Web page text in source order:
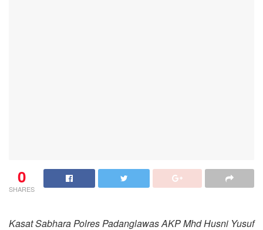
0
SHARES
Kasat Sabhara Polres Padanglawas AKP Mhd Husni Yusuf